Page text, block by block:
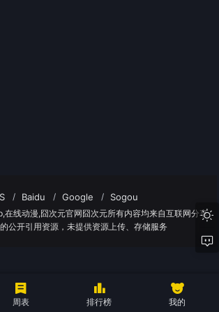
周表 排行榜 我的
Baidu Google Sogou
在线动漫,囧次元官网囧次元所有内容均来自互联网分享
公开引用资源，未提供资源上传、存储服务